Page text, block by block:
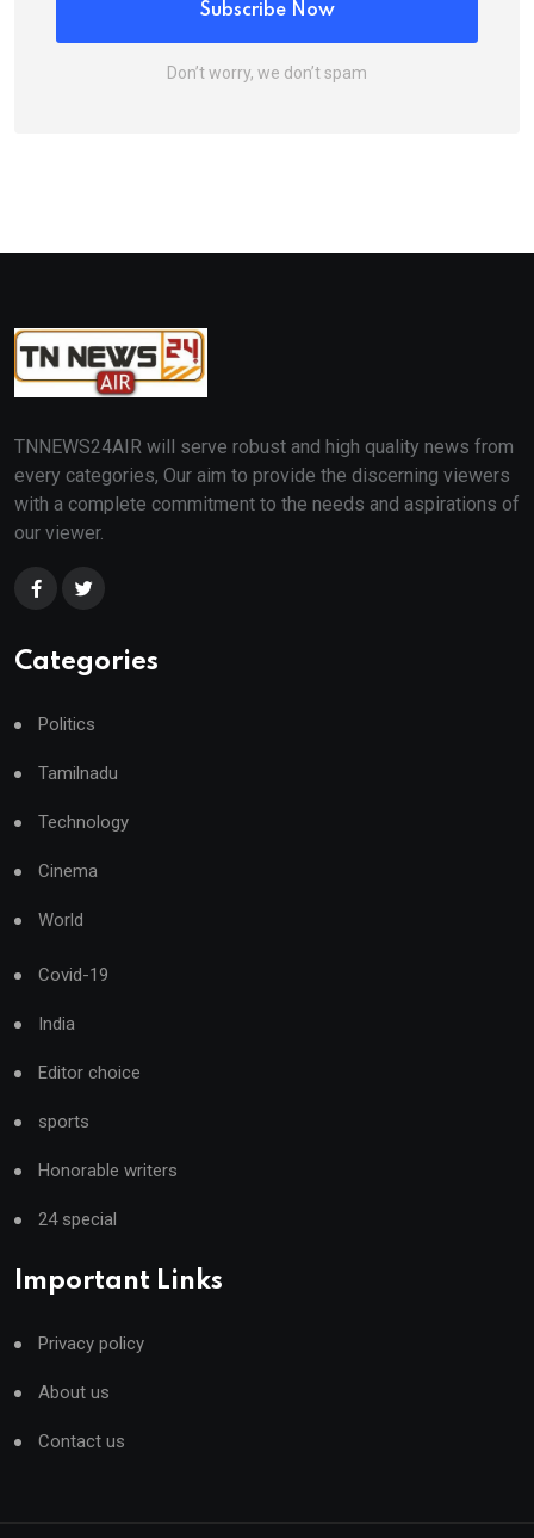
Subscribe Now
Don’t worry, we don’t spam
TNNEWS24AIR will serve robust and high quality news from
every categories, Our aim to provide the discerning viewers
with a complete commitment to the needs and aspirations of
our viewer.
Categories
Politics
Tamilnadu
Technology
Cinema
World
Covid-19
India
Editor choice
sports
Honorable writers
24 special
Important Links
Privacy policy
About us
Contact us